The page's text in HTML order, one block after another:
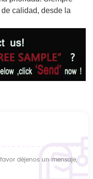
calidad, desde la
déjenos un mensaje,